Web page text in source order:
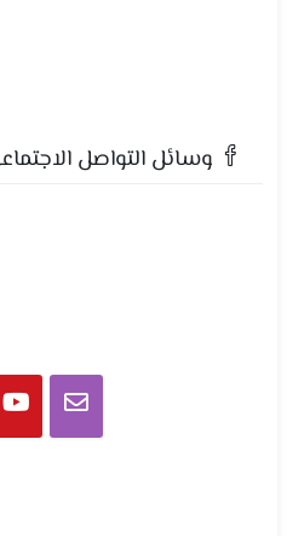
وسائل التواصل